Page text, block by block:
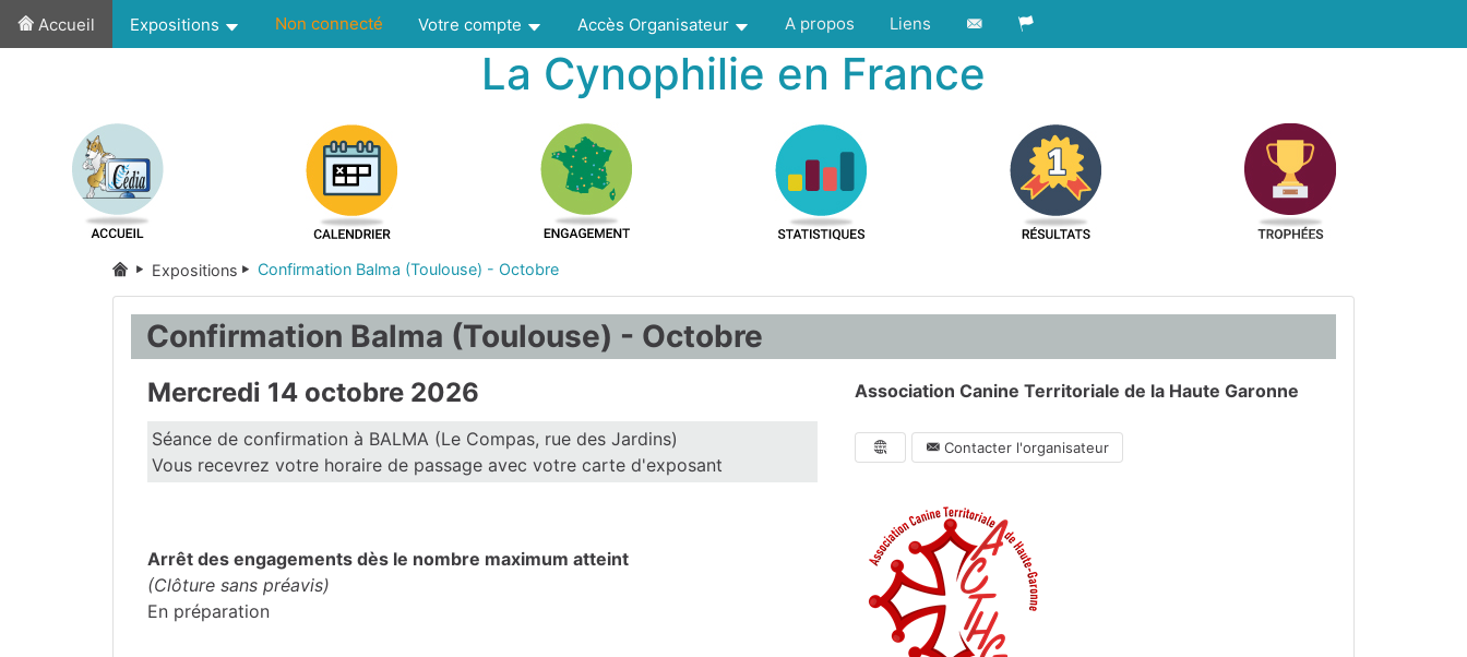
Accueil Expositions Non connecté Votre compte Accès Organisateur A propos Liens
La Cynophilie en France
Expositions Confirmation Balma (Toulouse) - Octobre
Confirmation Balma (Toulouse) - Octobre
Mercredi 14 octobre 2026
Séance de confirmation à BALMA (Le Compas, rue des Jardins)
Vous recevrez votre horaire de passage avec votre carte d'exposant
Arrêt des engagements dès le nombre maximum atteint
(Clôture sans préavis)
En préparation
Association Canine Territoriale de la Haute Garonne
Contacter l'organisateur